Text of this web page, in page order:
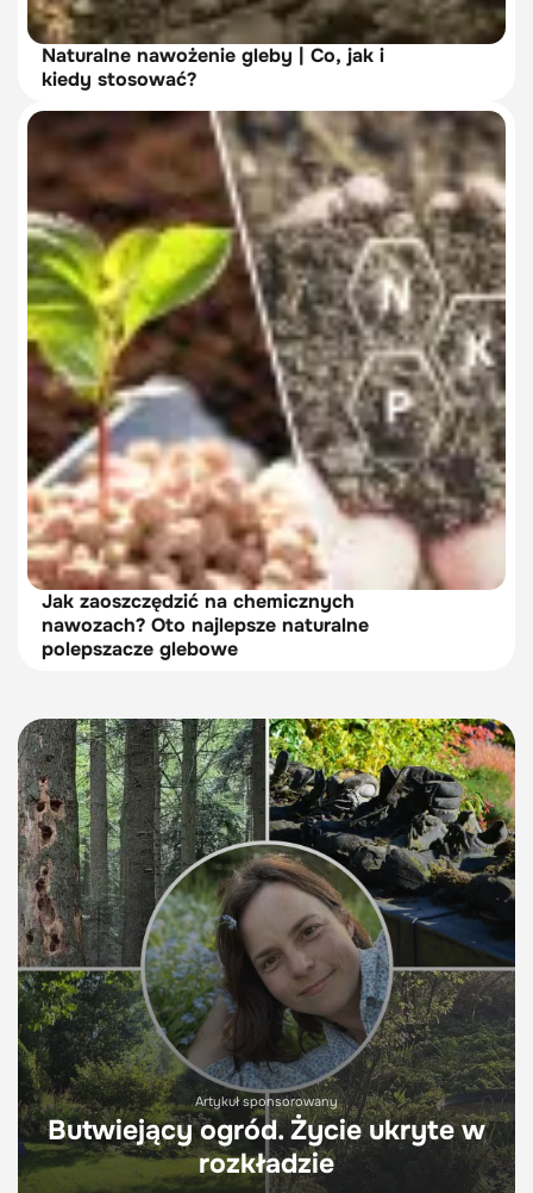
Naturalne nawożenie gleby | Co, jak i
kiedy stosować?
Jak zaoszczędzić na chemicznych
nawozach? Oto najlepsze naturalne
polepszacze glebowe
Artykuł sponsorowany
Butwiejący ogród. Życie ukryte w
rozkładzie